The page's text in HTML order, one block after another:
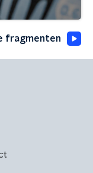
fragmenten